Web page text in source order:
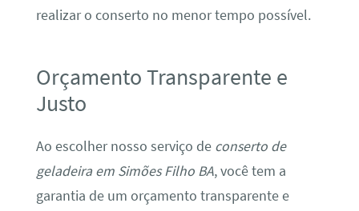
realizar o conserto no menor tempo possível.
Orçamento Transparente e
Justo
Ao escolher nosso serviço de conserto de
geladeira em Simões Filho BA, você tem a
garantia de um orçamento transparente e